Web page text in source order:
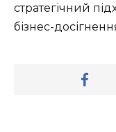
стратегічний
бізнес-